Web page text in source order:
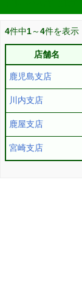
4件中1～4件を表示
店舗名
鹿児島支店
川内支店
鹿屋支店
宮崎支店